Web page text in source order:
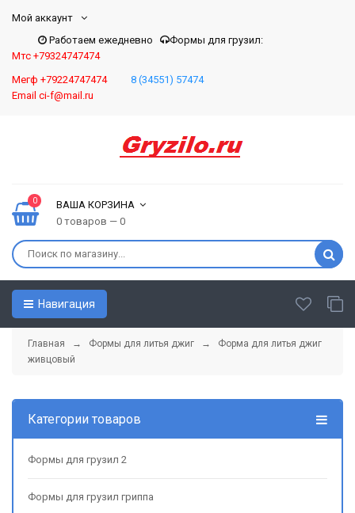
Мой аккаунт
Работаем ежедневно
Формы для грузил:
Мтс +79324747474
Мегф +79224747474
8 (34551) 57474
Email ci-f@mail.ru
0
ВАША КОРЗИНА
0 товаров — 0
Навигация
Главная → Формы для литья джиг → Форма для литья джиг
живцовый
Категории товаров
Формы для грузил 2
Формы для грузил гриппа